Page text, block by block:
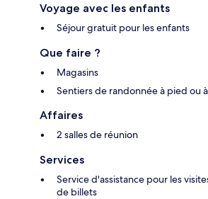
Voyage avec les enfants
Séjour gratuit pour les enfants
Que faire ?
Magasins
Sentiers de randonnée à pied ou
Affaires
2 salles de réunion
Services
Service d'assistance pour les
de billets